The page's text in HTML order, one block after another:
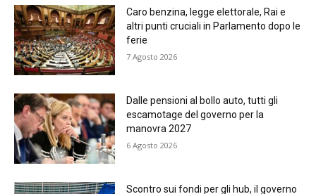
Caro benzina, legge elettorale, Rai e
altri punti cruciali in Parlamento dopo le
ferie
7 Agosto 2026
Dalle pensioni al bollo auto, tutti gli
escamotage del governo per la
manovra 2027
6 Agosto 2026
Scontro sui fondi per gli hub, il governo